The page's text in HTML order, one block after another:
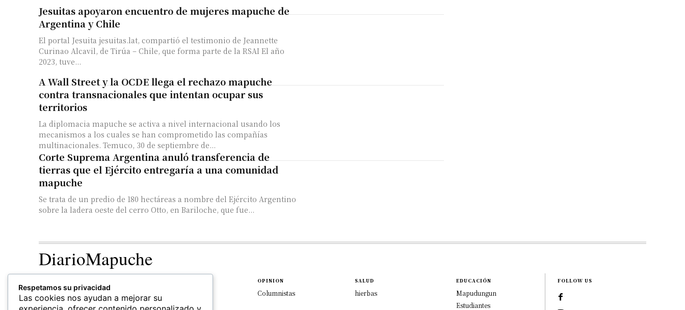
Jesuitas apoyaron encuentro de mujeres mapuche de
Argentina y Chile
El portal Jesuita jesuitas.lat, compartió el testimonio de Jeannette
Curinao Alcavil, de Tirúa – Chile, que forma parte de la RSAI El año
2023, tuve...
A Wall Street y la OCDE llega el rechazo mapuche
contra transnacionales que intentan ocupar sus
territorios
La diplomacia mapuche se activa a nivel internacional usando los
mecanismos a los cuales se han comprometido las compañías
multinacionales. Temuco, 30 de septiembre de...
Corte Suprema Argentina anuló transferencia de
tierras que el Ejército entregaría a una comunidad
mapuche
Se trata de un predio de 180 hectáreas a nombre del Ejército Argentino
sobre la ladera oeste del cerro Otto, en Bariloche, que fue...
DiarioMapuche
OPINION
Columnistas
SALUD
hierbas
EDUCACIÓN
Mapudungun
Estudiantes
FOLLOW US
Respetamos su privacidad
Las cookies nos ayudan a mejorar su